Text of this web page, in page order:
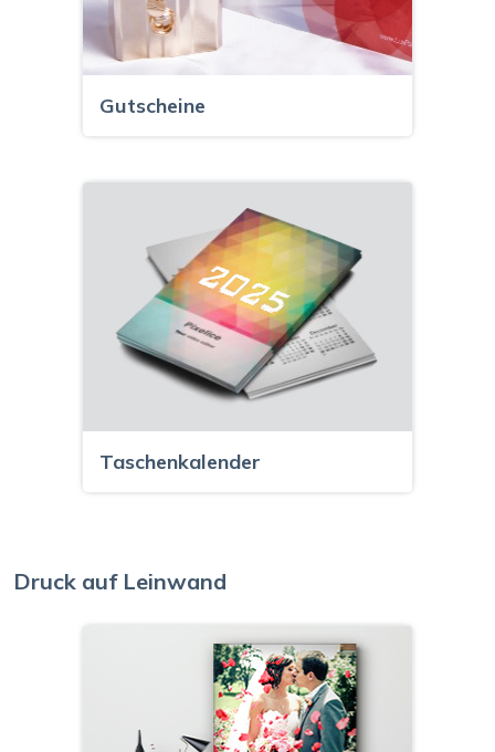
Gutscheine
Taschenkalender
Druck auf Leinwand